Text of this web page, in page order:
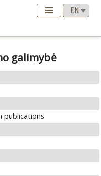
galimybė
publications